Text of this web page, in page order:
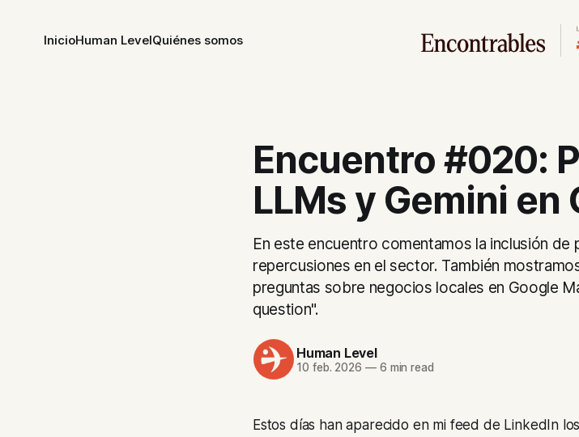
InicioHuman LevelQuiénes somos
Encuentro #020:
LLMs y Gemini en
En este encuentro comentamos la inclusión de
repercusiones en el sector. También
preguntas sobre negocios locales en Google
question".
Human Level
10 feb. 2026 —6 min read
Estos días han aparecido en mi feed de LinkedIn